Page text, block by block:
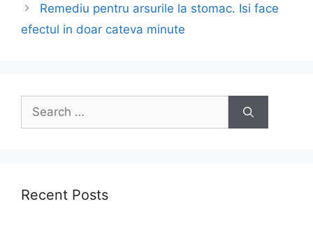
Remediu pentru arsurile la stomac. Isi face
efectul in doar cateva minute
Search
for:
Recent Posts